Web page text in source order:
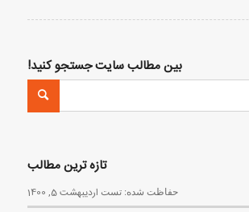
بین مطالب سایت جستجو کنید!
تازه ترین مطالب
حفاظت شده: تست اردیبهشت 5, 1400